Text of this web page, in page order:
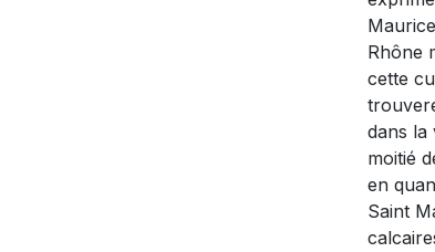
Rhône
cette
dans la
moitié
en
Saint